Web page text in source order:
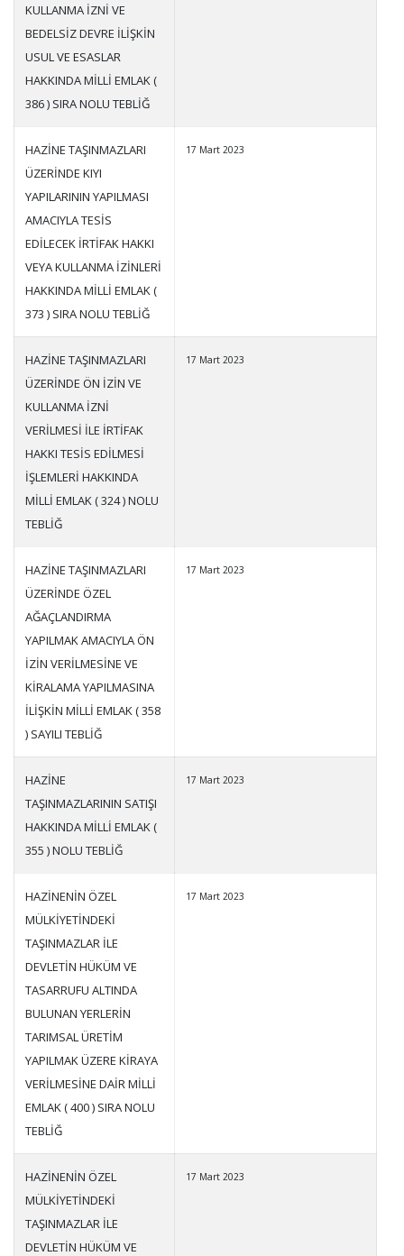
KULLANMA İZNİ VE
BEDELSİZ DEVRE İLİŞKİN
USUL VE ESASLAR
HAKKINDA MİLLİ EMLAK (
386 ) SIRA NOLU TEBLİĞ
HAZİNE TAŞINMAZLARI
ÜZERİNDE KIYI
YAPILARININ YAPILMASI
AMACIYLA TESİS
EDİLECEK İRTİFAK HAKKI
VEYA KULLANMA İZİNLERİ
HAKKINDA MİLLİ EMLAK (
373 ) SIRA NOLU TEBLİĞ
17 Mart 2023
HAZİNE TAŞINMAZLARI
ÜZERİNDE ÖN İZİN VE
KULLANMA İZNİ
VERİLMESİ İLE İRTİFAK
HAKKI TESİS EDİLMESİ
İŞLEMLERİ HAKKINDA
MİLLİ EMLAK ( 324 ) NOLU
TEBLİĞ
17 Mart 2023
HAZİNE TAŞINMAZLARI
ÜZERİNDE ÖZEL
AĞAÇLANDIRMA
YAPILMAK AMACIYLA ÖN
İZİN VERİLMESİNE VE
KİRALAMA YAPILMASINA
İLİŞKİN MİLLİ EMLAK ( 358
) SAYILI TEBLİĞ
17 Mart 2023
HAZİNE
TAŞINMAZLARININ SATIŞI
HAKKINDA MİLLİ EMLAK (
355 ) NOLU TEBLİĞ
17 Mart 2023
HAZİNENİN ÖZEL
MÜLKİYETİNDEKİ
TAŞINMAZLAR İLE
DEVLETİN HÜKÜM VE
TASARRUFU ALTINDA
BULUNAN YERLERİN
TARIMSAL ÜRETİM
YAPILMAK ÜZERE KİRAYA
VERİLMESİNE DAİR MİLLİ
EMLAK ( 400 ) SIRA NOLU
TEBLİĞ
17 Mart 2023
HAZİNENİN ÖZEL
MÜLKİYETİNDEKİ
TAŞINMAZLAR İLE
DEVLETİN HÜKÜM VE
17 Mart 2023